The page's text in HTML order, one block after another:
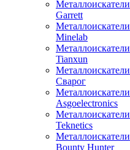
Металлоискатели
Garrett
Металлоискатели
Minelab
Металлоискатели
Tianxun
Металлоискатели
Сварог
Металлоискатели
Asgoelectronics
Металлоискатели
Teknetics
Металлоискатели
Bounty Hunter